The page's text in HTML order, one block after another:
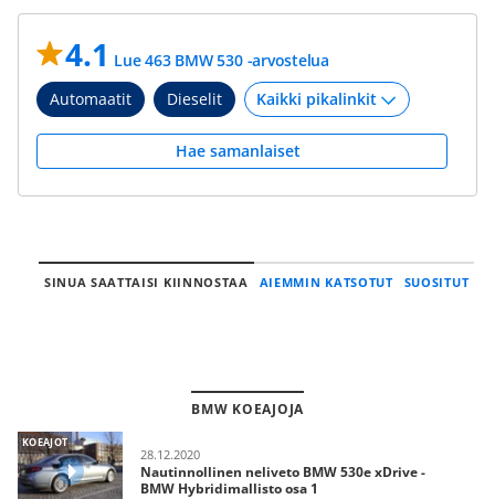
4.1 Lue 463 BMW 530 -arvostelua
Automaatit
Dieselit
Hae samanlaiset
SINUA SAATTAISI KIINNOSTAA AIEMMIN KATSOTUT SUOSITUT
BMW KOEAJOJA
KOEAJOT
28.12.2020
Nautinnollinen neliveto BMW 530e xDrive -
BMW Hybridimallisto osa 1